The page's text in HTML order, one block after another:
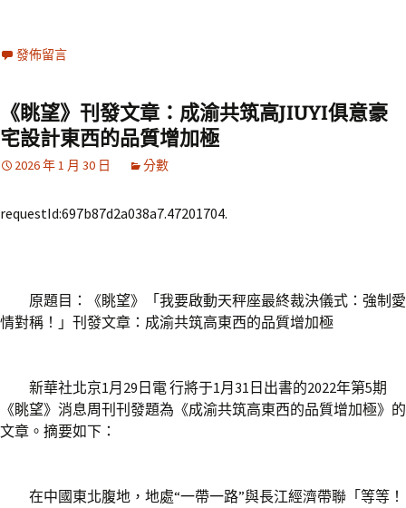
發佈留言
《眺望》刊發文章：成渝共筑高JIUYI俱意豪
宅設計東西的品質增加極
2026 年 1 月 30 日 分數
requestId:697b87d2a038a7.47201704.
原題目：《眺望》「我要啟動天秤座最終裁決儀式：強制愛
情對稱！」刊發文章：成渝共筑高東西的品質增加極
新華社北京1月29日電 行將于1月31日出書的2022年第5期
《眺望》消息周刊刊發題為《成渝共筑高東西的品質增加極》的
文章。摘要如下：
在中國東北腹地，地處“一帶一路”與長江經濟帶聯「等等！